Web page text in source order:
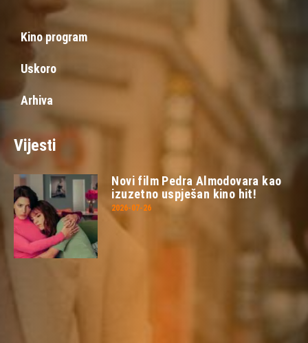
Kino program
Uskoro
Arhiva
Vijesti
Novi film Pedra Almodovara kao
izuzetno uspješan kino hit!
2026-07-26